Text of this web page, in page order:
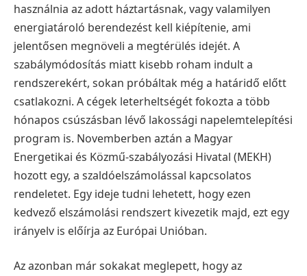
használnia az adott háztartásnak, vagy valamilyen
energiatároló berendezést kell kiépítenie, ami
jelentősen megnöveli a megtérülés idejét. A
szabálymódosítás miatt kisebb roham indult a
rendszerekért, sokan próbáltak még a határidő előtt
csatlakozni. A cégek leterheltségét fokozta a több
hónapos csúszásban lévő lakossági napelemtelepítési
program is. Novemberben aztán a Magyar
Energetikai és Közmű-szabályozási Hivatal (MEKH)
hozott egy, a szaldóelszámolással kapcsolatos
rendeletet. Egy ideje tudni lehetett, hogy ezen
kedvező elszámolási rendszert kivezetik majd, ezt egy
irányelv is előírja az Európai Unióban.
Az azonban már sokakat meglepett, hogy az